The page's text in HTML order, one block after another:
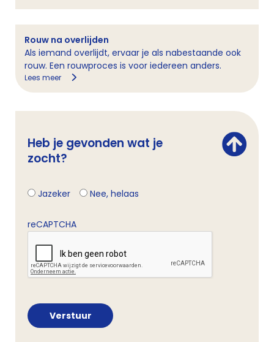
Rouw na overlijden
Als iemand overlijdt, ervaar je als nabestaande ook
rouw. Een rouwproces is voor iedereen anders.
Lees meer
Heb je gevonden wat je
zocht?
Jazeker Nee, helaas
reCAPTCHA